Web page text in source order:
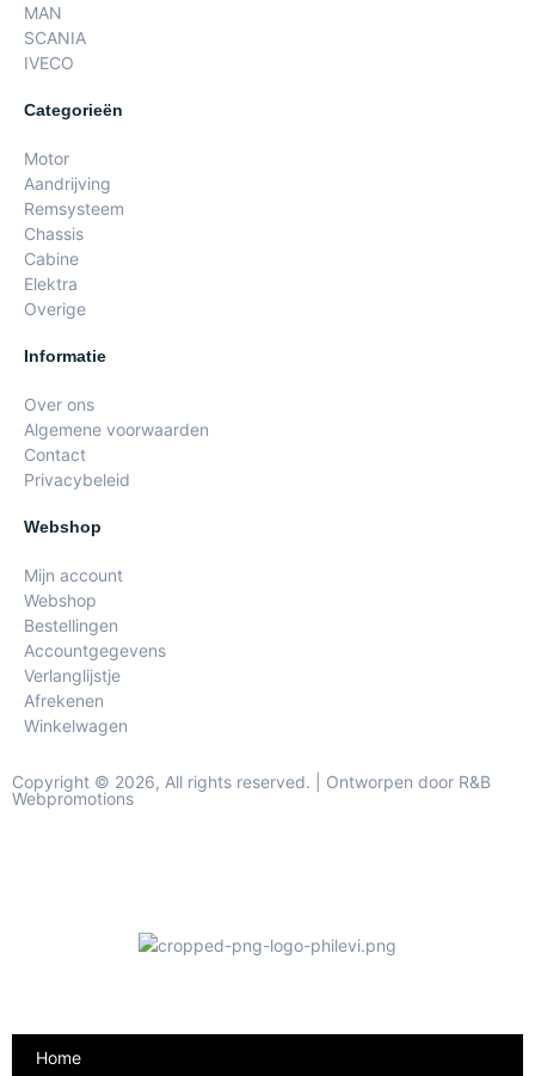
MAN
SCANIA
IVECO
Categorieën
Motor
Aandrijving
Remsysteem
Chassis
Cabine
Elektra
Overige
Informatie
Over ons
Algemene voorwaarden
Contact
Privacybeleid
Webshop
Mijn account
Webshop
Bestellingen
Accountgegevens
Verlanglijstje
Afrekenen
Winkelwagen
Copyright © 2026, All rights reserved. | Ontworpen door R&B
Webpromotions
Home